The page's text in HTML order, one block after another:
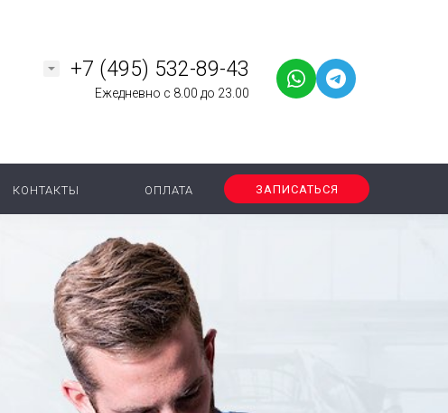
+7 (495) 532-89-43
Ежедневно с 8.00 до 23.00
КОНТАКТЫ ОПЛАТА ЗАПИСАТЬСЯ